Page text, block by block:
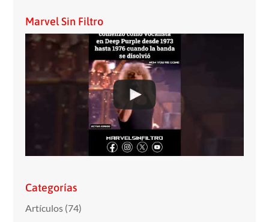
Marvel Sin Filtro
Categorías
Artículos (74)